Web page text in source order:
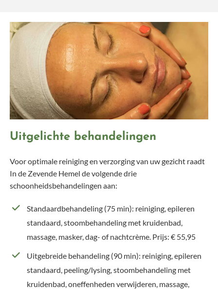
Uitgelichte behandelingen
Voor optimale reiniging en verzorging van uw gezicht raadt
In de Zevende Hemel de volgende drie
schoonheidsbehandelingen aan:
Standaardbehandeling (75 min): reiniging, epileren
standaard, stoombehandeling met kruidenbad,
massage, masker, dag- of nachtcrème. Prijs: € 55,95
Uitgebreide behandeling (90 min): reiniging, epileren
standaard, peeling/lysing, stoombehandeling met
kruidenbad, oneffenheden verwijderen, massage,